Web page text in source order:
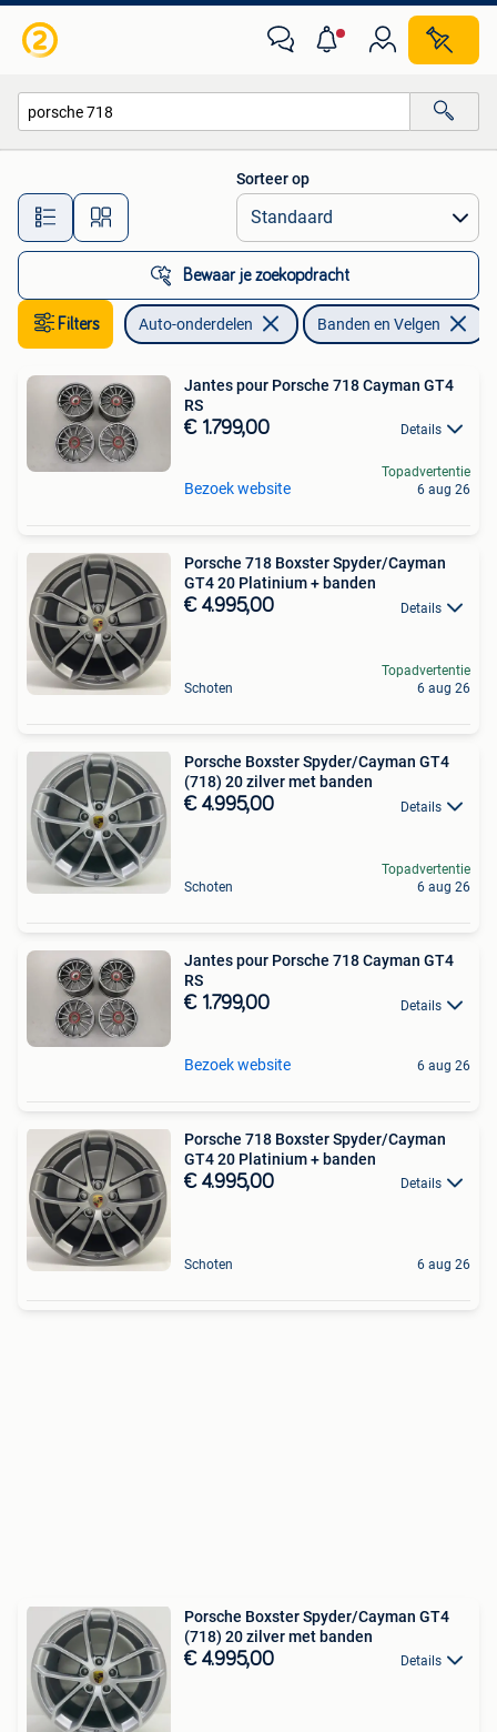
Alle afstanden…
Sorteer op
Bewaar je zoekopdracht
Filters Auto-onderdelen Banden en Velgen
Jantes pour Porsche 718 Cayman GT4
RS
€ 1.799,00 Details
Bezoek website
Topadvertentie
6 aug 26
Porsche 718 Boxster Spyder/Cayman
GT4 20 Platinium + banden
€ 4.995,00 Details
Schoten
Topadvertentie
6 aug 26
Porsche Boxster Spyder/Cayman GT4
(718) 20 zilver met banden
€ 4.995,00 Details
Schoten
Topadvertentie
6 aug 26
Jantes pour Porsche 718 Cayman GT4
RS
€ 1.799,00 Details
Bezoek website 6 aug 26
Porsche 718 Boxster Spyder/Cayman
GT4 20 Platinium + banden
€ 4.995,00 Details
Schoten 6 aug 26
Porsche Boxster Spyder/Cayman GT4
(718) 20 zilver met banden
€ 4.995,00 Details